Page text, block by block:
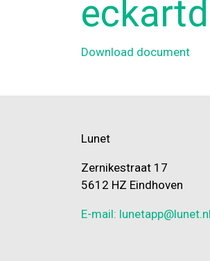
Download document
Lunet
Zernikestraat 17
5612 HZ Eindhoven
E-mail: lunetapp@lunet.nl